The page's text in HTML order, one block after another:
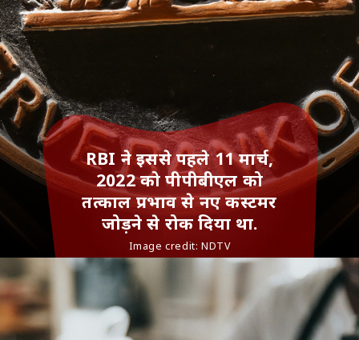
RBI ने इससे पहले 11 मार्च,
2022 को पीपीबीएल को
तत्काल प्रभाव से नए कस्‍टमर
जोड़ने से रोक दिया था.
Image credit: NDTV